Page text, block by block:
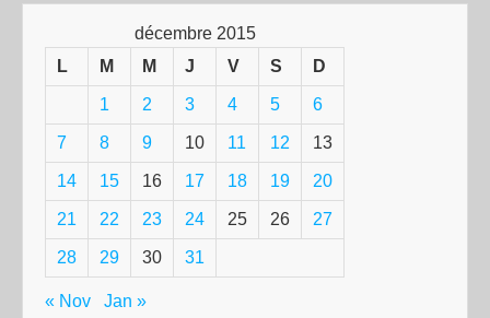
décembre 2015
L
M M J V S D
1 2 3 4 5 6
7 8 9 10 11 12 13
14 15 16 17 18 19 20
21 22 23 24 25 26 27
28 29 30 31
« Nov Jan »